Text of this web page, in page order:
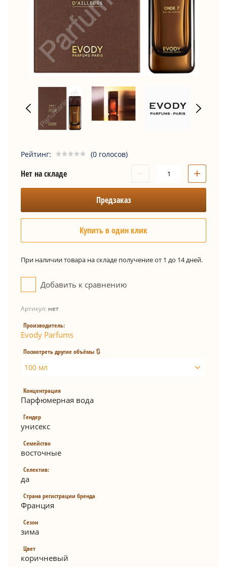
Рейтинг: (0 голосов)
Нет на складе +
Предзаказ
Купить в один клик
При наличии товара на складе получение от 1 до 14 дней.
Добавить к сравнению
Артикул: нет
Производитель:
Evody Parfums
Посмотреть другие объёмы 🔃
100 мл
Концентрация
Парфюмерная вода
Гендер
унисекс
Семейство
восточные
Селектив:
да
Страна регистрации бренда
Франция
Сезон
зима
Цвет
коричневый